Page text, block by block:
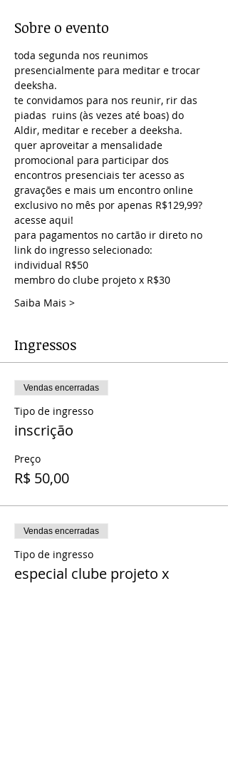
Sobre o evento
toda segunda nos reunimos
presencialmente para meditar e trocar
deeksha.
te convidamos para nos reunir, rir das
piadas  ruins (às vezes até boas) do
Aldir, meditar e receber a deeksha.
quer aproveitar a mensalidade
promocional para participar dos
encontros presenciais ter acesso as
gravações e mais um encontro online
exclusivo no mês por apenas R$129,99?
acesse aqui!
para pagamentos no cartão ir direto no
link do ingresso selecionado:
individual R$50
membro do clube projeto x R$30
Saiba Mais >
Ingressos
Vendas encerradas
Tipo de ingresso
inscrição
Preço
R$ 50,00
Vendas encerradas
Tipo de ingresso
especial clube projeto x